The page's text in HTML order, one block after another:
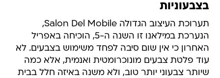
בצבעוניות
תערוכת העיצוב הגדולה Salon Del Mobile,
הנערכת במילאנו זו השנה ה-5, הוכיחה באפריל
האחרון כי אין שום סיבה לפחד משימוש בצבעים. לא
עוד פלטת צבעים מונוכרומטית ואנמית, אלא כמה
שיותר צבעוני יותר טוב, ולא משנה באיזה חלל בבית